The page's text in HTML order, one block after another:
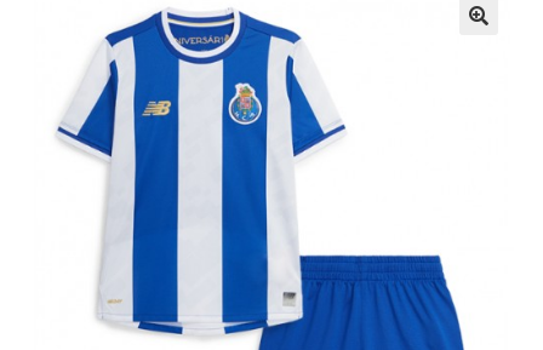
Košarica
Moj račun
Zaključek nakupa